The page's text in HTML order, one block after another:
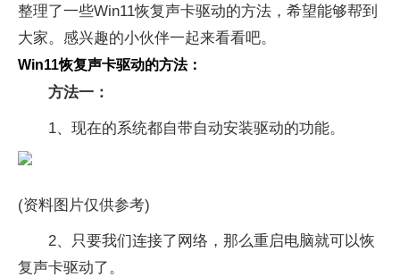
整理了一些Win11恢复声卡驱动的方法，希望能够帮到
大家。感兴趣的小伙伴一起来看看吧。
Win11恢复声卡驱动的方法：
方法一：
1、现在的系统都自带自动安装驱动的功能。
(资料图片仅供参考)
2、只要我们连接了网络，那么重启电脑就可以恢
复声卡驱动了。